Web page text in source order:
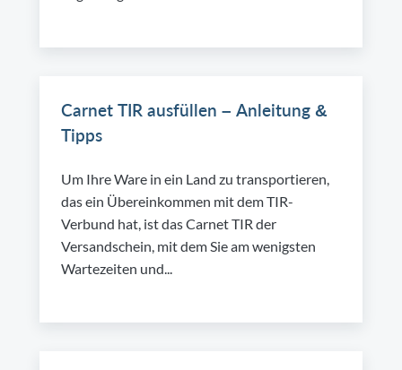
Carnet TIR ausfüllen – Anleitung &
Tipps
Um Ihre Ware in ein Land zu transportieren,
das ein Übereinkommen mit dem TIR-
Verbund hat, ist das Carnet TIR der
Versandschein, mit dem Sie am wenigsten
Wartezeiten und...